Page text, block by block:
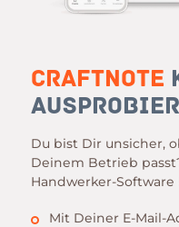
Craftnote
Du bist Dir unsicher,
Deinem Betrieb
Handwerker-Software
Mit Deiner E-Mail-